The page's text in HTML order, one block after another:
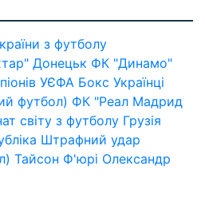
з футболу
Донецьк ФК "Динамо"
УЄФА Бокс Українці
футбол) ФК "Реал Мадрид
світу з футболу Грузія
Штрафний удар
Тайсон Ф'юрі Олександр